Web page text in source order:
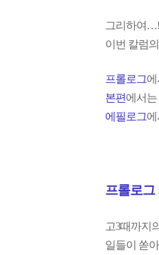
그리하여…!
이번 칼럼
프롤로그
본편에서
에필로그
프롤로그
고3때까지
일들이 쏟